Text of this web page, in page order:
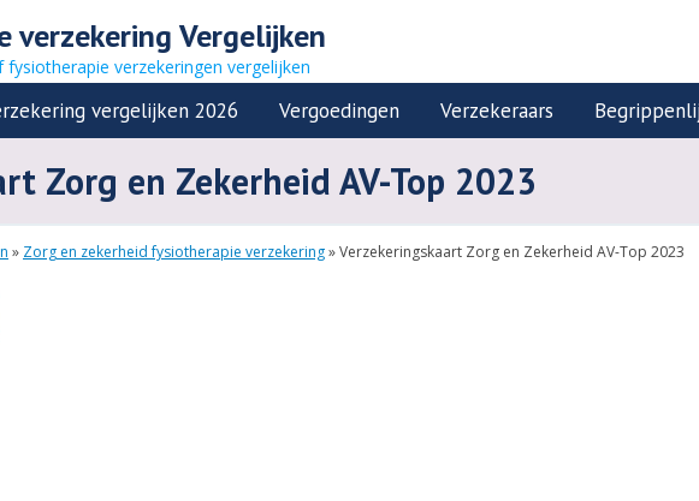
verzekering Vergelijken
verzekeringen vergelijken
vergelijken 2026 Vergoedingen Verzekeraars
Zorg en Zekerheid AV-Top 2023
» Zorg en zekerheid fysiotherapie verzekering»Verzekeringskaart Zorg en Zekerheid AV-Top 2023